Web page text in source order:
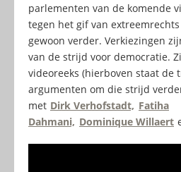
parlementen van de komende
tegen het gif van
gewoon verder. Verkiezingen
van de strijd voor democratie.
videoreeks (hierboven staat de
argumenten om die strijd
met Dirk Verhofstadt, Fatiha
Dahmani, Dominique Willaert